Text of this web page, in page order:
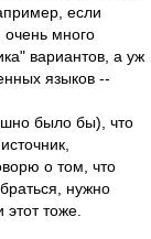
если
много
вариантов, а уж
языков --
было бы), что
о том, что
нужно
тоже.